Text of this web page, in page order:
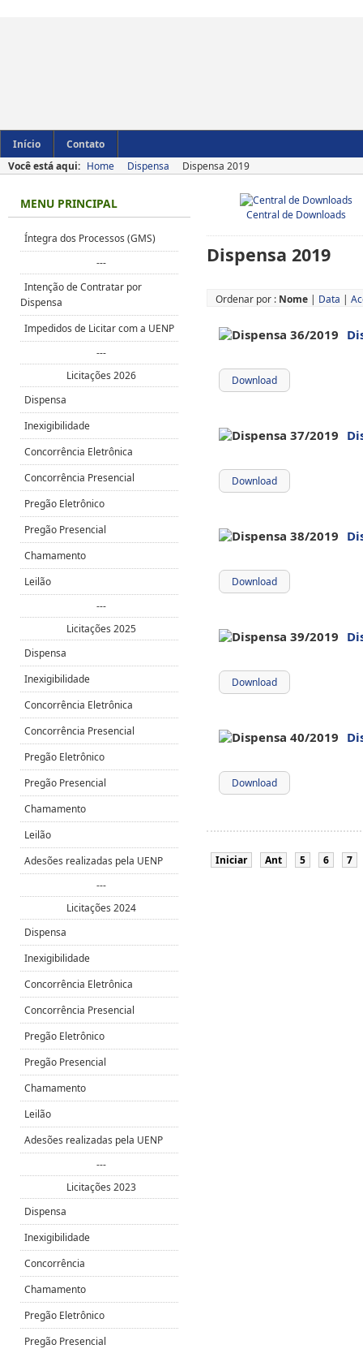
Início
Contato
Você está aqui: Home Dispensa Dispensa 2019
Central de Downloads
Dispensa 2019
Ordenar por : Nome | Data |
Download
Download
Download
Download
Download
Iniciar Ant 5 6 7
MENU PRINCIPAL
Íntegra dos Processos (GMS)
---
Intenção de Contratar por
Dispensa
Impedidos de Licitar com a UENP
---
Licitações 2026
Dispensa
Inexigibilidade
Concorrência Eletrônica
Concorrência Presencial
Pregão Eletrônico
Pregão Presencial
Chamamento
Leilão
---
Licitações 2025
Dispensa
Inexigibilidade
Concorrência Eletrônica
Concorrência Presencial
Pregão Eletrônico
Pregão Presencial
Chamamento
Leilão
Adesões realizadas pela UENP
---
Licitações 2024
Dispensa
Inexigibilidade
Concorrência Eletrônica
Concorrência Presencial
Pregão Eletrônico
Pregão Presencial
Chamamento
Leilão
Adesões realizadas pela UENP
---
Licitações 2023
Dispensa
Inexigibilidade
Concorrência
Chamamento
Pregão Eletrônico
Pregão Presencial